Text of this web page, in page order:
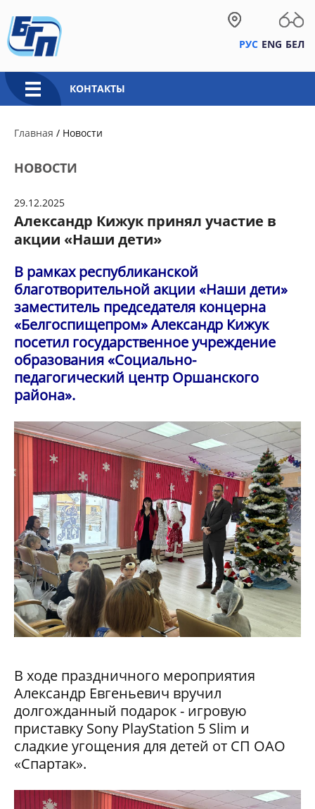
РУС ENG БЕЛ
КОНТАКТЫ
Главная / Новости
НОВОСТИ
29.12.2025
Александр Кижук принял участие в
акции «Наши дети»
В рамках республиканской
благотворительной акции «Наши дети»
заместитель председателя концерна
«Белгоспищепром» Александр Кижук
посетил государственное учреждение
образования «Социально-
педагогический центр Оршанского
района».
В ходе праздничного мероприятия
Александр Евгеньевич вручил
долгожданный подарок - игровую
приставку Sony PlayStation 5 Slim и
сладкие угощения для детей от СП ОАО
«Спартак».